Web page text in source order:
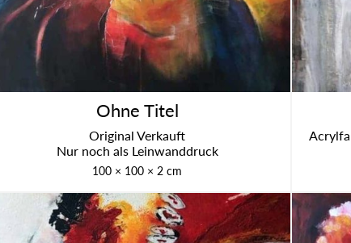
Ohne Titel
Ori­gi­nal Ver­kauft
Nur noch als Lein­wand­druck
100 × 100 × 2 cm